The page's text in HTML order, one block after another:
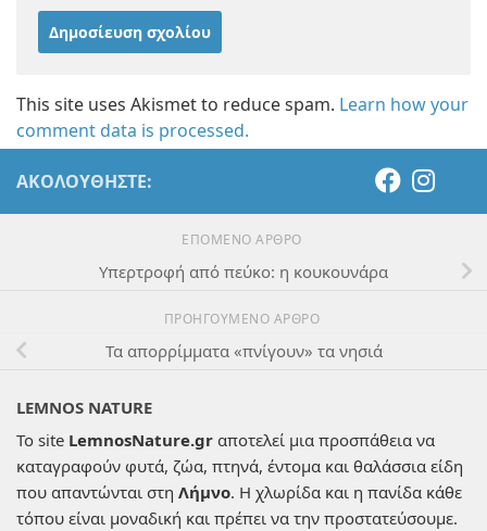
This site uses Akismet to reduce spam. Learn how your
comment data is processed.
ΑΚΟΛΟΥΘΉΣΤΕ:
ΕΠΌΜΕΝΟ ΆΡΘΡΟ
Υπερτροφή από πεύκο: η κουκουνάρα
ΠΡΟΗΓΟΎΜΕΝΟ ΆΡΘΡΟ
Τα απορρίμματα «πνίγουν» τα νησιά
LEMNOS NATURE
Το site LemnosNature.gr αποτελεί μια προσπάθεια να
καταγραφούν φυτά, ζώα, πτηνά, έντομα και θαλάσσια είδη
που απαντώνται στη Λήμνο. Η χλωρίδα και η πανίδα κάθε
τόπου είναι μοναδική και πρέπει να την προστατεύσουμε.